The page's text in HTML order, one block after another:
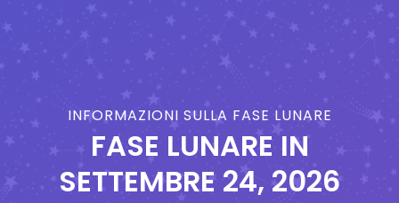
INFORMAZIONI SULLA FASE LUNARE
FASE LUNARE IN
SETTEMBRE 24, 2026